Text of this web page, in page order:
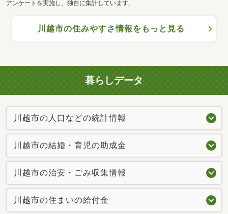
アンケートを実施し、独自に集計しています。
川越市の住みやすさ情報をもっと見る
暮らしデータ
川越市の人口などの統計情報
川越市の結婚・育児の助成金
川越市の治安・ごみ収集情報
川越市の住まいの給付金